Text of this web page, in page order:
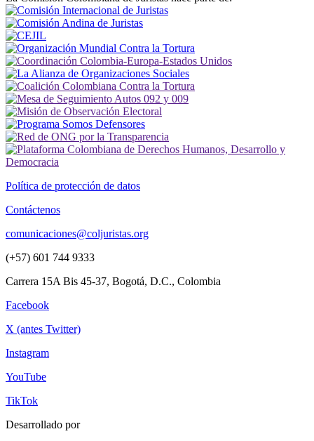
Política de protección de datos
Contáctenos
comunicaciones@coljuristas.org
(+57) 601 744 9333
Carrera 15A Bis 45-37, Bogotá, D.C., Colombia
Facebook
X (antes Twitter)
Instagram
YouTube
TikTok
Desarrollado por